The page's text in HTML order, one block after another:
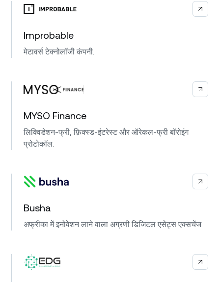
Improbable
मेटावर्स टेक्नोलॉजी कंपनी.
MYSO Finance
लिक्विडेशन-फ्री, फ़िक्स्ड-इंटरेस्ट और ऑरेकल-फ्री बॉरोइंग
प्रोटोकॉल.
Busha
अफ्रीका में इनोवेशन लाने वाला अग्रणी डिजिटल एसेट्स एक्सचेंज